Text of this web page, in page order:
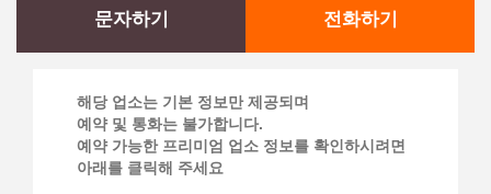
문자하기 전화하기
해당 업소는 기본 정보만 제공되며
예약 및 통화는 불가합니다.
예약 가능한 프리미엄 업소 정보를 확인하시려면
아래를 클릭해 주세요